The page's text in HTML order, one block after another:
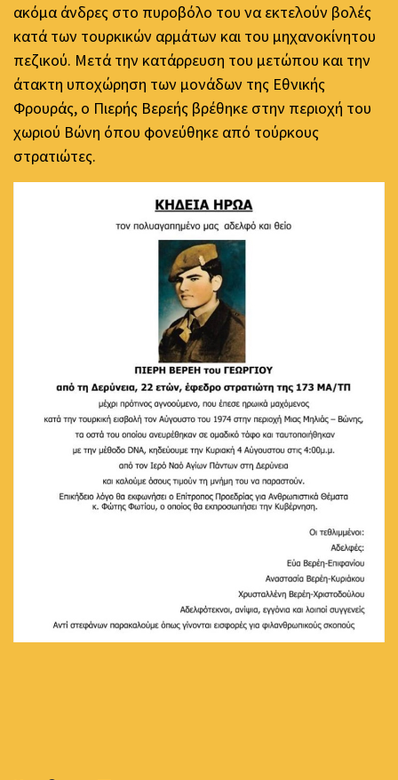
ακόμα άνδρες στο πυροβόλο του να εκτελούν βολές
κατά των τουρκικών αρμάτων και του μηχανοκίνητου
πεζικού. Μετά την κατάρρευση του μετώπου και την
άτακτη υποχώρηση των μονάδων της Εθνικής
Φρουράς, ο Πιερής Βερεής βρέθηκε στην περιοχή του
χωριού Βώνη όπου φονεύθηκε από τούρκους
στρατιώτες.